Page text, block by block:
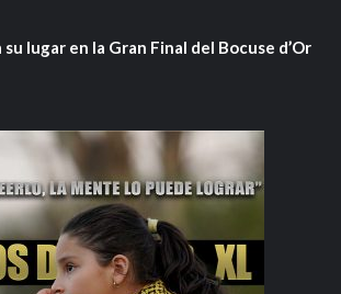
lugar en la Gran Final del Bocuse d’Or